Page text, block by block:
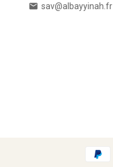
 sav@albayyinah.fr